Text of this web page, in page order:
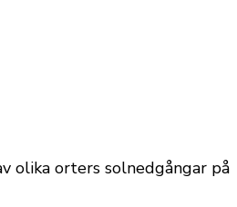
olika orters solnedgångar på